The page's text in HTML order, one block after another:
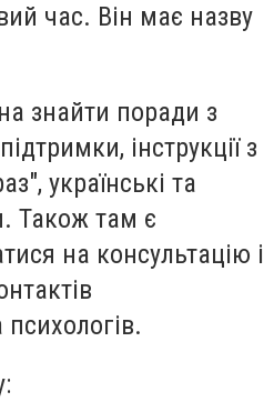
час. Він має назву
знайти поради з
інструкції з
українські та
Також там є
на консультацію і
психологів.